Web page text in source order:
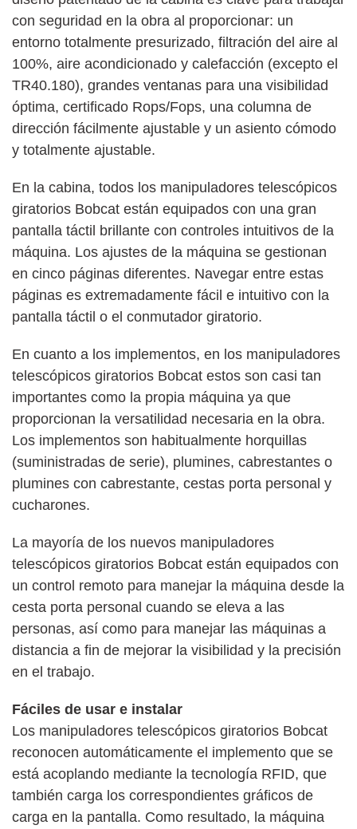
con seguridad en la obra al proporcionar: un
entorno totalmente presurizado, filtración del aire al
100%, aire acondicionado y calefacción (excepto el
TR40.180), grandes ventanas para una visibilidad
óptima, certificado Rops/Fops, una columna de
dirección fácilmente ajustable y un asiento cómodo
y totalmente ajustable.
En la cabina, todos los manipuladores telescópicos
giratorios Bobcat están equipados con una gran
pantalla táctil brillante con controles intuitivos de la
máquina. Los ajustes de la máquina se gestionan
en cinco páginas diferentes. Navegar entre estas
páginas es extremadamente fácil e intuitivo con la
pantalla táctil o el conmutador giratorio.
En cuanto a los implementos, en los manipuladores
telescópicos giratorios Bobcat estos son casi tan
importantes como la propia máquina ya que
proporcionan la versatilidad necesaria en la obra.
Los implementos son habitualmente horquillas
(suministradas de serie), plumines, cabrestantes o
plumines con cabrestante, cestas porta personal y
cucharones.
La mayoría de los nuevos manipuladores
telescópicos giratorios Bobcat están equipados con
un control remoto para manejar la máquina desde la
cesta porta personal cuando se eleva a las
personas, así como para manejar las máquinas a
distancia a fin de mejorar la visibilidad y la precisión
en el trabajo.
Fáciles de usar e instalar
Los manipuladores telescópicos giratorios Bobcat
reconocen automáticamente el implemento que se
está acoplando mediante la tecnología RFID, que
también carga los correspondientes gráficos de
carga en la pantalla. Como resultado, la máquina